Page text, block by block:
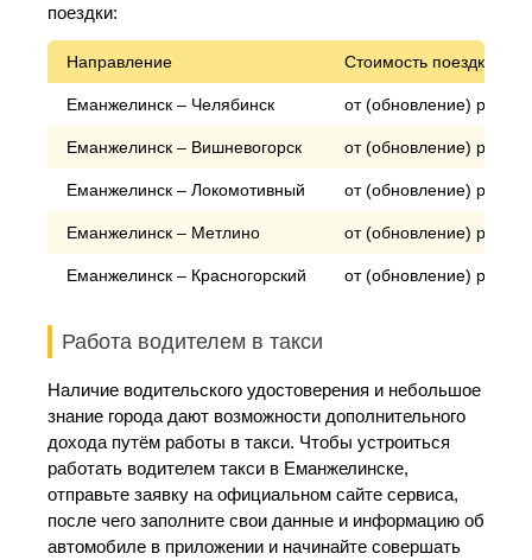
поездки:
Направление Стоимость поездки*
Еманжелинск – Челябинск от (обновление) рублей
Еманжелинск – Вишневогорск от (обновление) рублей
Еманжелинск – Локомотивный от (обновление) рублей
Еманжелинск – Метлино от (обновление) рублей
Еманжелинск – Красногорский от (обновление) рублей
Работа водителем в такси
Наличие водительского удостоверения и небольшое
знание города дают возможности дополнительного
дохода путём работы в такси. Чтобы устроиться
работать водителем такси в Еманжелинске,
отправьте заявку на официальном сайте сервиса,
после чего заполните свои данные и информацию об
автомобиле в приложении и начинайте совершать